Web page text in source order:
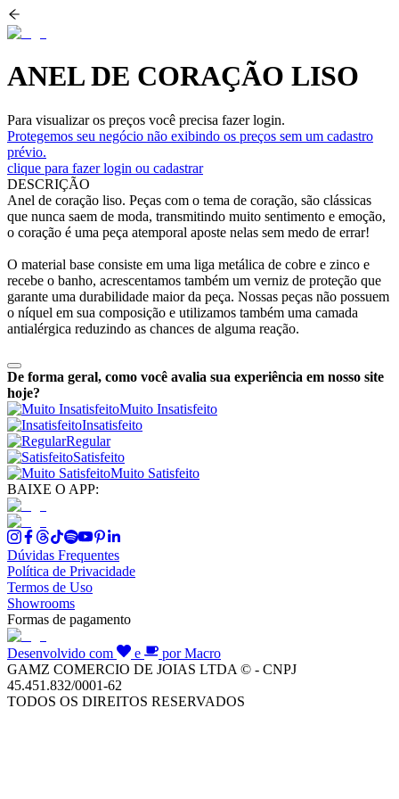
ANEL DE CORAÇÃO LISO
Para visualizar os preços você precisa fazer login.
Protegemos seu negócio não exibindo os preços sem um cadastro
prévio.
clique para fazer login ou cadastrar
DESCRIÇÃO
Anel de coração liso. Peças com o tema de coração, são clássicas
que nunca saem de moda, transmitindo muito sentimento e emoção,
o coração é uma peça atemporal aposte nelas sem medo de errar!
O material base consiste em uma liga metálica de cobre e zinco e
recebe o banho, acrescentamos também um verniz de proteção que
garante uma durabilidade maior da peça. Nossas peças não possuem
o níquel em sua composição e utilizamos também uma camada
antialérgica reduzindo as chances de alguma reação.
De forma geral, como você avalia sua experiência em nosso site
hoje?
Muito Insatisfeito
Insatisfeito
Regular
Satisfeito
Muito Satisfeito
BAIXE O APP:
Dúvidas Frequentes
Política de Privacidade
Termos de Uso
Showrooms
Formas de pagamento
Desenvolvido com e
por Macro
GAMZ COMERCIO DE JOIAS LTDA © - CNPJ
45.451.832/0001-62
TODOS OS DIREITOS RESERVADOS